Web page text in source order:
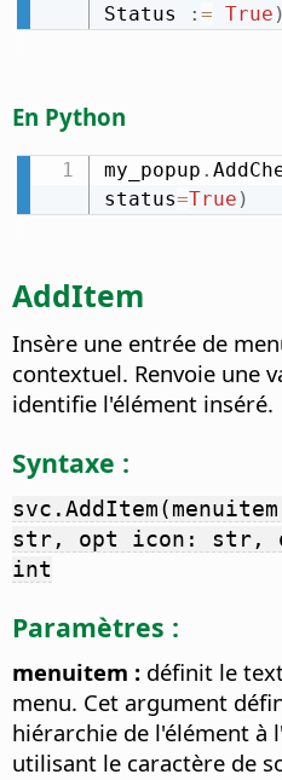
Status
: = True )
En Python
my_popup .
status=True )
AddItem
Insère une entrée de
contextuel. Renvoie une
identifie l'élément inséré.
Syntaxe :
str, opt icon: str,
int
Paramètres :
menuitem : définit le
menu. Cet argument
hiérarchie de l'élément à
utilisant le caractère de